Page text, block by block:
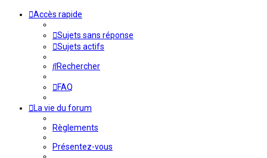
Accès rapide
Sujets sans réponse
Sujets actifs
Rechercher
FAQ
La vie du forum
Règlements
Présentez-vous